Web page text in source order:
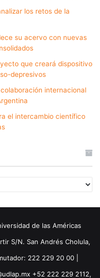
los retos de la
su acervo con nuevas
que creará dispositivo
depresivos
internacional
el intercambio científico
de las Américas
S/N. San Andrés Cholula,
222 229 20 00 |
+52 222 229 2112,